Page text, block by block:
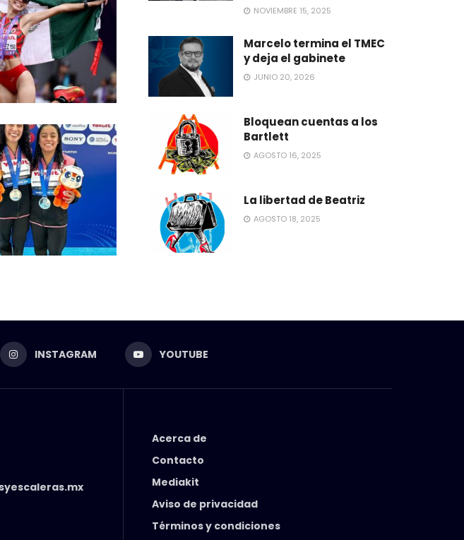
NOVIEMBRE 15, 2025
Marcelo termina el TMEC
y deja el gabinete
JUNIO 20, 2026
Bloquean cuentas a los
Bartlett
AGOSTO 16, 2025
La libertad de Beatriz
AGOSTO 18, 2025
INSTAGRAM YOUTUBE
Acerca de
Contacto
Mediakit
Aviso de privacidad
Términos y condiciones